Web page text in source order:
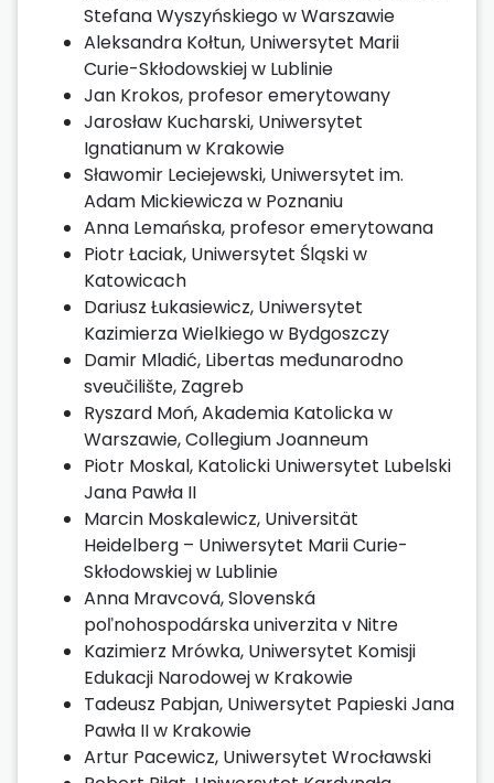
Stefana Wyszyńskiego w Warszawie
Aleksandra Kołtun, Uniwersytet Marii
Curie-Skłodowskiej w Lublinie
Jan Krokos, profesor emerytowany
Jarosław Kucharski, Uniwersytet
Ignatianum w Krakowie
Sławomir Leciejewski, Uniwersytet im.
Adam Mickiewicza w Poznaniu
Anna Lemańska, profesor emerytowana
Piotr Łaciak, Uniwersytet Śląski w
Katowicach
Dariusz Łukasiewicz, Uniwersytet
Kazimierza Wielkiego w Bydgoszczy
Damir Mladić, Libertas međunarodno
sveučilište, Zagreb
Ryszard Moń, Akademia Katolicka w
Warszawie, Collegium Joanneum
Piotr Moskal, Katolicki Uniwersytet Lubelski
Jana Pawła II
Marcin Moskalewicz, Universität
Heidelberg – Uniwersytet Marii Curie-
Skłodowskiej w Lublinie
Anna Mravcová, Slovenská
poľnohospodárska univerzita v Nitre
Kazimierz Mrówka, Uniwersytet Komisji
Edukacji Narodowej w Krakowie
Tadeusz Pabjan, Uniwersytet Papieski Jana
Pawła II w Krakowie
Artur Pacewicz, Uniwersytet Wrocławski